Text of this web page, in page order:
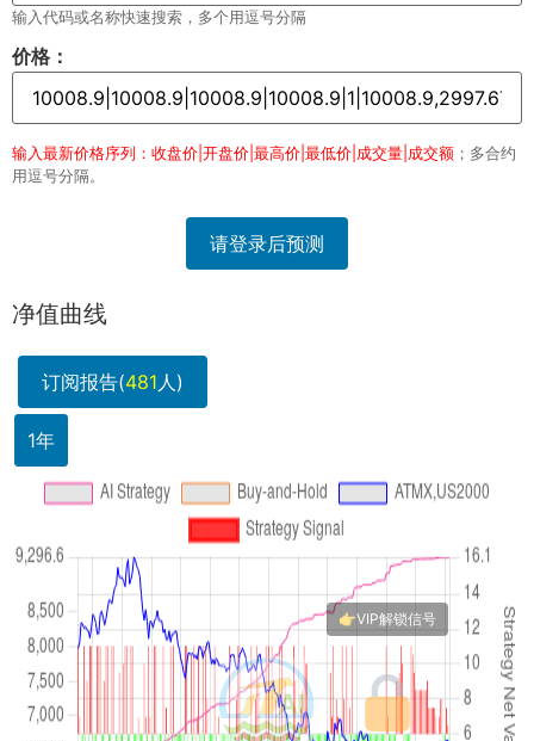
输入代码或名称快速搜索，多个用逗号分隔
价格：
输入最新价格序列：收盘价|开盘价|最高价|最低价|成交量|成交额 ；多合约
用逗号分隔。
请登录后预测
净值曲线
订阅报告(481人)
1年